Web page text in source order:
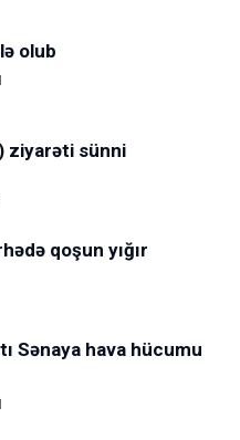
olub
ziyarəti sünni
qoşun yığır
Sənaya hava hücumu